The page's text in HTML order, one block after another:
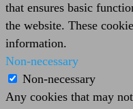
that ensures basic
the website. These
information.
Non-necessary
Non-necessary
Any cookies that may